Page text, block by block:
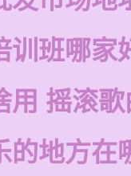
训班哪家
用 摇滚歌
的地方在